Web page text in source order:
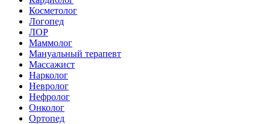
Косметолог
Логопед
ЛОР
Маммолог
Мануальный терапевт
Массажист
Нарколог
Невролог
Нефролог
Онколог
Ортопед